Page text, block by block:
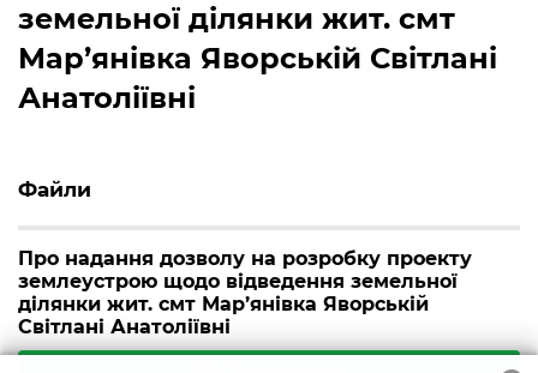
земельної ділянки жит. смт
Мар’янівка Яворській Світлані
Анатоліївні
Файли
Про надання дозволу на розробку проекту
землеустрою щодо відведення земельної
ділянки жит. смт Мар’янівка Яворській
Світлані Анатоліївні